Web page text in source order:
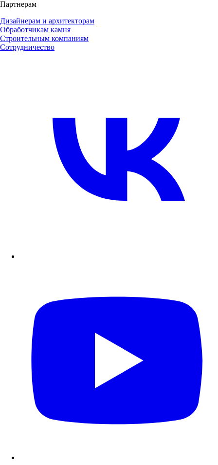
Партнерам
Дизайнерам и архитекторам
Обработчикам камня
Строительным компаниям
Сотрудничество